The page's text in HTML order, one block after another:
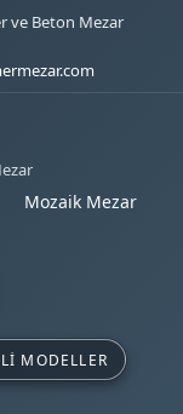
ve Beton Mezar
Mozaik Mezar
MODELLER